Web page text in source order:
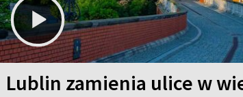
Lublin zamienia ulice w